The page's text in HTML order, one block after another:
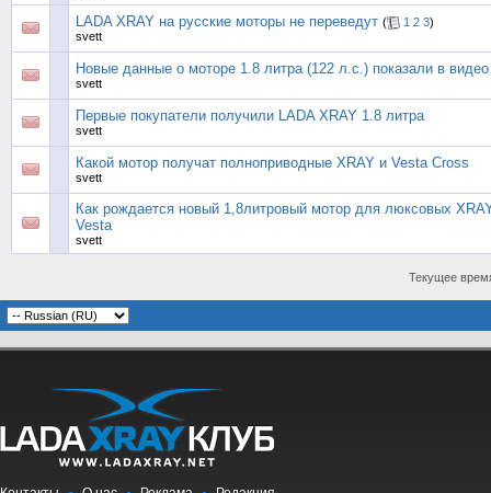
LADA XRAY на русские моторы не переведут ( 1 2 3)
svett
Новые данные о моторе 1.8 литра (122 л.с.) показали в видео
svett
Первые покупатели получили LADA XRAY 1.8 литра
svett
Какой мотор получат полноприводные XRAY и Vesta Cross
svett
Как рождается новый 1,8литровый мотор для люксовых
Vesta
svett
Текущее